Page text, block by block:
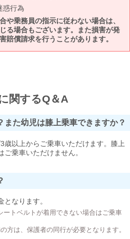
惑行為
や乗務員の指示に従わない場合は、
る場合もございます。また損害が発
賠償請求を行うことがあります。
関するQ＆A
また幼児は膝上乗車できますか？
歳以上からご乗車いただけます。膝上
乗車いただけません。
なります。
トベルトが着用できない場合はご乗車
方は、保護者の同行が必要となります。